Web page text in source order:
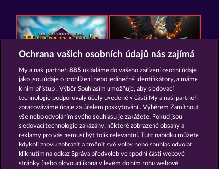
The Guardian God: Heimdall's Horn The Griffin
Dragonheart The Nibelung Legends Creatures of the Night
Ochrana vašich osobních údajů nás zajímá
My a naši partneři885 ukládáme do vašeho zařízení osobní údaje,
jako jsou údaje o prohlížení nebo jedinečné identifikátory, a máme
k nim přístup . Výběr Souhlasím umožňuje, aby sledovací
technologie podporovaly účely uvedené v části My a naši partneři
zpracováváme údaje za účelem poskytování . Výběrem Zamítnout
vše nebo odvoláním svého souhlasu je zakážete. Pokud jsou
sledovací technologie zakázány, některé zobrazené obsahy a
reklamy pro vás nemusí být tolik relevantní. Tuto nabídku můžete
kdykoli znovu zobrazit a změnit své volby nebo souhlas odvolat
kliknutím na odkaz Správa předvoleb ve spodní části webové
stránky [nebo plovoucí ikona v levém dolním rohu webové